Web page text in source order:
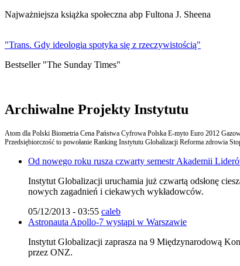
Najważniejsza książka społeczna abp Fultona J. Sheena
"Trans. Gdy ideologia spotyka się z rzeczywistością"
Bestseller "The Sunday Times"
Archiwalne Projekty Instytutu
Atom dla Polski Biometria Cena Państwa Cyfrowa Polska E-myto Euro 2012
Przedsiębiorczość to powołanie Ranking Instytutu Globalizacji Reforma zdrowia
Od nowego roku rusza czwarty semestr Akademii
Instytut Globalizacji uruchamia już czwartą odsłonę
nowych zagadnień i ciekawych wykładowców.
05/12/2013 - 03:55 caleb
Astronauta Apollo-7 wystąpi w Warszawie
Instytut Globalizacji zaprasza na 9 Międzynarodową
przez ONZ.